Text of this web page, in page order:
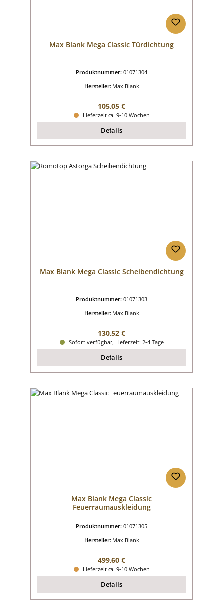
Max Blank Mega Classic Türdichtung
Produktnummer: 01071304
Hersteller: Max Blank
Regulärer Preis:
105,05 €
Lieferzeit ca. 9-10 Wochen
Details
Max Blank Mega Classic Scheibendichtung
Produktnummer: 01071303
Hersteller: Max Blank
Regulärer Preis:
130,52 €
Sofort verfügbar, Lieferzeit: 2-4 Tage
Details
Max Blank Mega Classic
Feuerraumauskleidung
Produktnummer: 01071305
Hersteller: Max Blank
Regulärer Preis:
499,60 €
Lieferzeit ca. 9-10 Wochen
Details